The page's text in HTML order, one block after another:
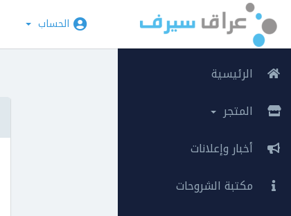
الحساب
الرئيسية
المتجر
أخبار وإعلانات
مكتبة الشروحات